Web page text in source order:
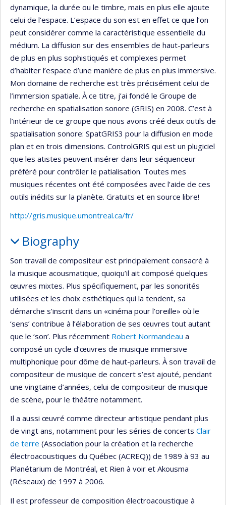
dynamique, la durée ou le timbre, mais en plus elle ajoute
celui de l’espace. L’espace du son est en effet ce que l’on
peut considérer comme la caractéristique essentielle du
médium. La diffusion sur des ensembles de haut-parleurs
de plus en plus sophistiqués et complexes permet
d’habiter l’espace d’une manière de plus en plus immersive.
Mon domaine de recherche est très précisément celui de
l’immersion spatiale. À ce titre, j’ai fondé le Groupe de
recherche en spatialisation sonore (GRIS) en 2008. C’est à
l’intérieur de ce groupe que nous avons créé deux outils de
spatialisation sonore: SpatGRIS3 pour la diffusion en mode
plan et en trois dimensions. ControlGRIS qui est un plugiciel
que les atistes peuvent insérer dans leur séquenceur
préféré pour contrôler le patialisation. Toutes mes
musiques récentes ont été composées avec l’aide de ces
outils inédits sur la planète. Gratuits et en source libre!
http://gris.musique.umontreal.ca/fr/
Biography
Son travail de compositeur est principalement consacré à
la musique acousmatique, quoiqu’il ait composé quelques
œuvres mixtes. Plus spécifiquement, par les sonorités
utilisées et les choix esthétiques qui la tendent, sa
démarche s’inscrit dans un «cinéma pour l’oreille» où le
‘sens’ contribue à l’élaboration de ses œuvres tout autant
que le ‘son’. Plus récemment Robert Normandeau a
composé un cycle d’œuvres de musique immersive
multiphonique pour dôme de haut-parleurs. À son travail de
compositeur de musique de concert s’est ajouté, pendant
une vingtaine d’années, celui de compositeur de musique
de scène, pour le théâtre notamment.
Il a aussi œuvré comme directeur artistique pendant plus
de vingt ans, notamment pour les séries de concerts Clair
de terre (Association pour la création et la recherche
électroacoustiques du Québec (ACREQ)) de 1989 à 93 au
Planétarium de Montréal, et Rien à voir et Akousma
(Réseaux) de 1997 à 2006.
Il est professeur de composition électroacoustique à